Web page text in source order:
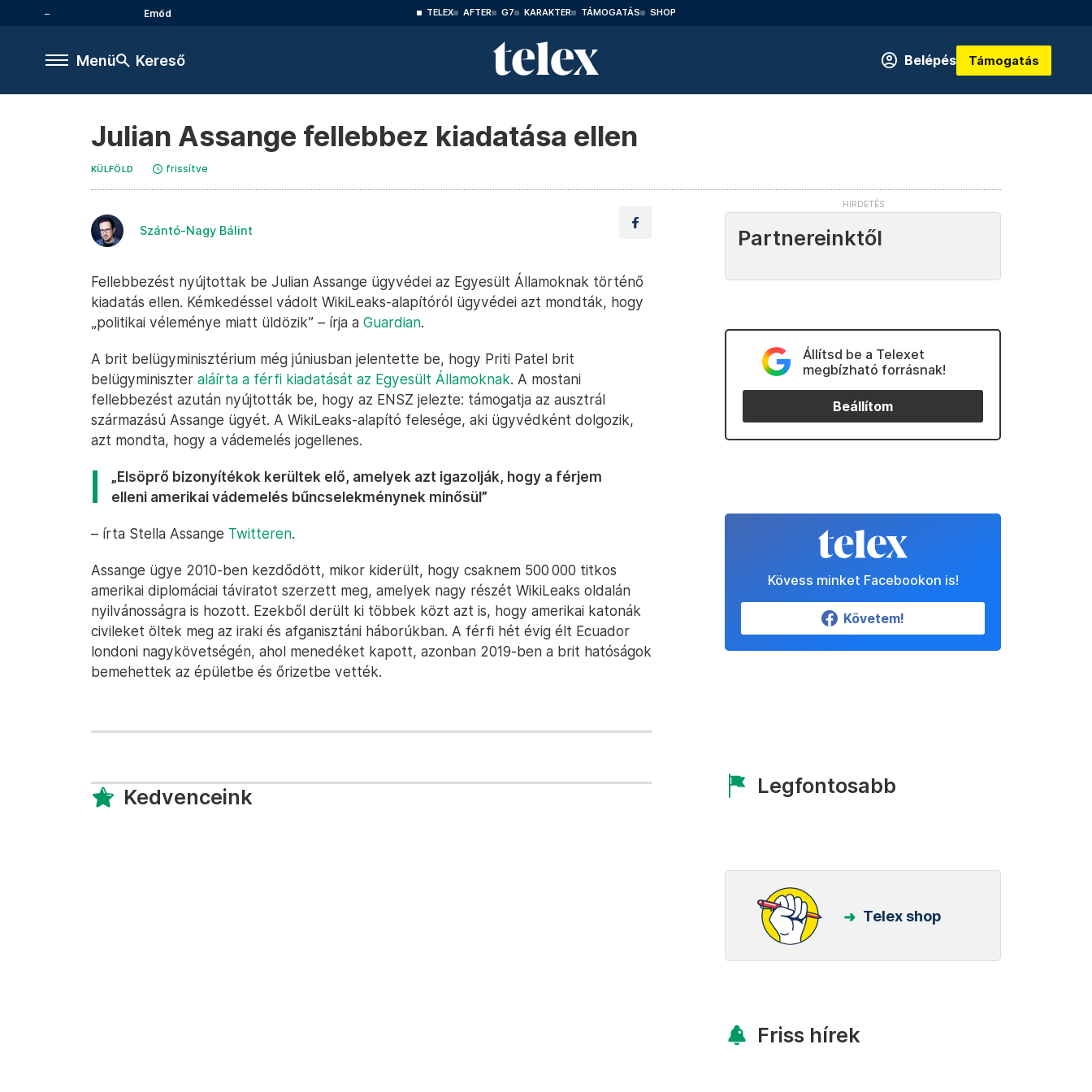
Emőd TELEX AFTER G7 KARAKTER TÁMOGATÁS SHOP
Menü Kereső Belépés Támogatás
Julian Assange fellebbez kiadatása ellen
KÜLFÖLD frissítve
Szántó-Nagy Bálint
Fellebbezést nyújtottak be Julian Assange ügyvédei az Egyesült Államoknak történő
kiadatás ellen. Kémkedéssel vádolt WikiLeaks-alapítóról ügyvédei azt mondták, hogy
„politikai véleménye miatt üldözik” – írja a Guardian.
A brit belügyminisztérium még júniusban jelentette be, hogy Priti Patel brit
belügyminiszter aláírta a férfi kiadatását az Egyesült Államoknak. A mostani
fellebbezést azután nyújtották be, hogy az ENSZ jelezte: támogatja az ausztrál
származású Assange ügyét. A WikiLeaks-alapító felesége, aki ügyvédként dolgozik,
azt mondta, hogy a vádemelés jogellenes.
„Elsöprő bizonyítékok kerültek elő, amelyek azt igazolják, hogy a férjem
elleni amerikai vádemelés bűncselekménynek minősül”
– írta Stella Assange Twitteren.
Assange ügye 2010-ben kezdődött, mikor kiderült, hogy csaknem 500 000 titkos
amerikai diplomáciai táviratot szerzett meg, amelyek nagy részét WikiLeaks oldalán
nyilvánosságra is hozott. Ezekből derült ki többek közt azt is, hogy amerikai katonák
civileket öltek meg az iraki és afganisztáni háborúkban. A férfi hét évig élt Ecuador
londoni nagykövetségén, ahol menedéket kapott, azonban 2019-ben a brit hatóságok
bemehettek az épületbe és őrizetbe vették.
Kedvenceink
Partnereinktől
Állítsd be a Telexet
megbízható forrásnak!
Beállítom
Kövess minket Facebookon is!
Követem!
Legfontosabb
Telex shop
Friss hírek